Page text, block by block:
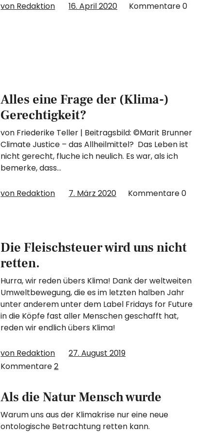
von Redaktion 16. April 2020 Kommentare0
Alles eine Frage der (Klima-)
Gerechtigkeit?
von Friederike Teller | Beitragsbild: ©Marit Brunner
Climate Justice – das Allheilmittel? Das Leben ist
nicht gerecht, fluche ich neulich. Es war, als ich
bemerke, dass…
von Redaktion 7. März 2020 Kommentare0
Die Fleischsteuer wird uns nicht
retten.
Hurra, wir reden übers Klima! Dank der weltweiten
Umweltbewegung, die es im letzten halben Jahr
unter anderem unter dem Label Fridays for Future
in die Köpfe fast aller Menschen geschafft hat,
reden wir endlich übers Klima!
von Redaktion
27. August 2019
Kommentare2
Als die Natur Mensch wurde
Warum uns aus der Klimakrise nur eine neue
ontologische Betrachtung retten kann.